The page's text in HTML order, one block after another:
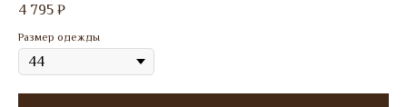
4 795 ₽
Размер одежды